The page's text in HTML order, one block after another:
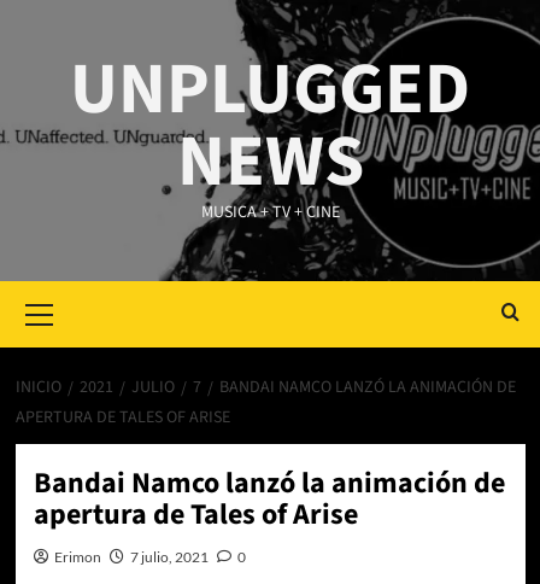
UNPLUGGED
NEWS
MUSICA + TV + CINE
Menu
INICIO 2021 JULIO 7
BANDAI NAMCO LANZÓ LA ANIMACIÓN DE
APERTURA DE TALES OF ARISE
Bandai Namco lanzó la animación de
apertura de Tales of Arise
Erimon 7 julio, 2021 0